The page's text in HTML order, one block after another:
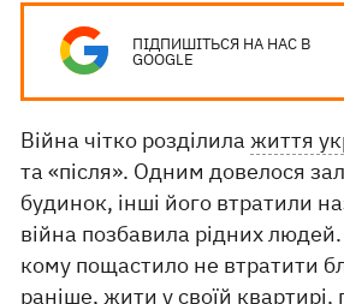
ПІДПИШІТЬСЯ НА НАС В
GOOGLE
Війна чітко розділилажиття
та «після». Одним довелося
будинок, інші його втратили
війна позбавила рідних людей.
кому пощастило не втратити
раніше, жити у своїй квартирі,